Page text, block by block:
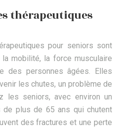
thérapeutiques
pour seniors sont
mobilité, la force musculaire
des personnes âgées. Elles
les chutes, un problème de
les seniors, avec environ un
plus de 65 ans qui chutent
des fractures et une perte